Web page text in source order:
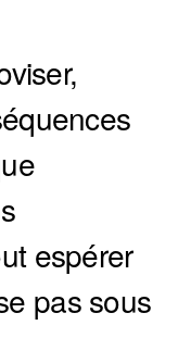
espérer
pas sous